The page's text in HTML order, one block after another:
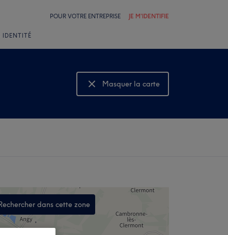
POUR VOTRE ENTREPRISE JE M'IDENTIFIE
IDENTITÉ
Masquer la carte
Montrer la carte
dans cette zone
,